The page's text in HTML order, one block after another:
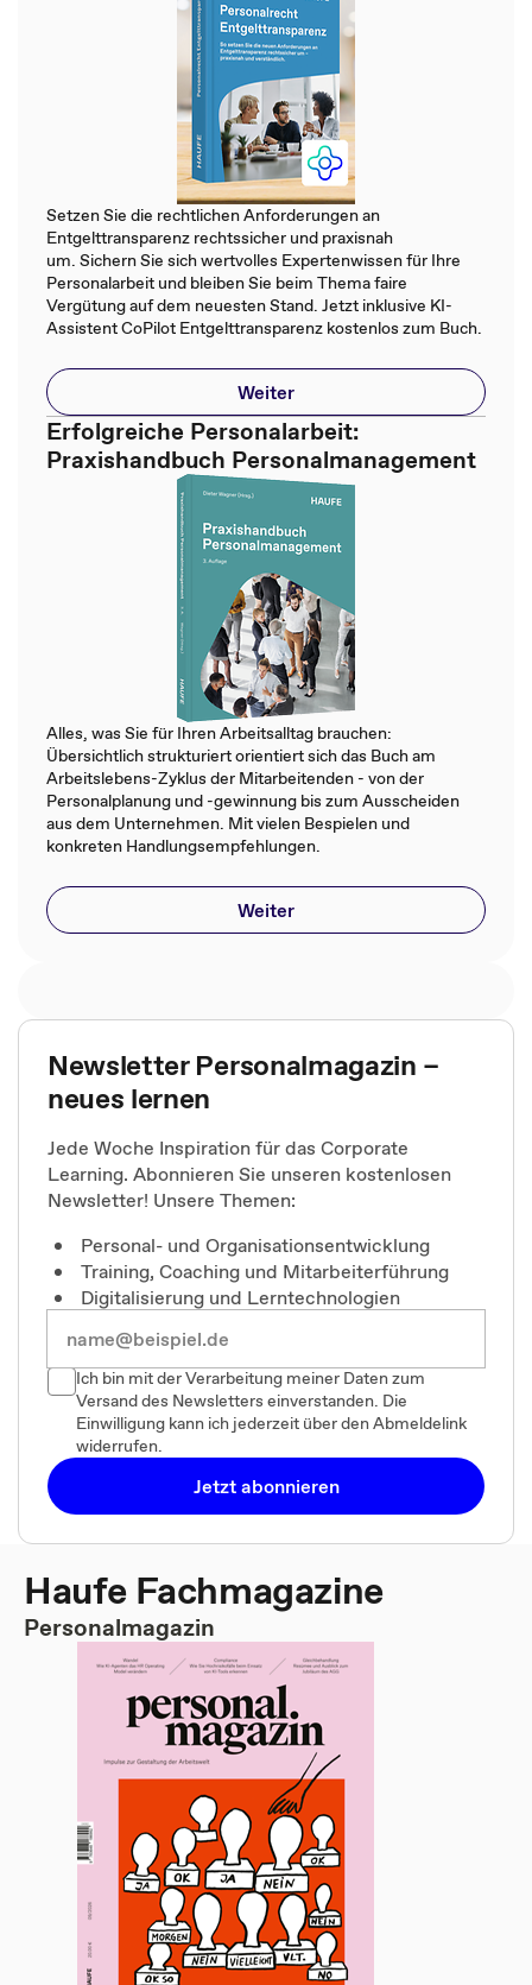
Setzen Sie die rechtlichen Anforderungen an
Entgelttransparenz rechtssicher und praxisnah
um. Sichern Sie sich wertvolles Expertenwissen für Ihre
Personalarbeit und bleiben Sie beim Thema faire
Vergütung auf dem neuesten Stand. Jetzt inklusive KI-
Assistent CoPilot Entgelttransparenz kostenlos zum Buch.
Weiter
Erfolgreiche Personalarbeit:
Praxishandbuch Personalmanagement
Alles, was Sie für Ihren Arbeitsalltag brauchen:
Übersichtlich strukturiert orientiert sich das Buch am
Arbeitslebens-Zyklus der Mitarbeitenden - von der
Personalplanung und -gewinnung bis zum Ausscheiden
aus dem Unternehmen. Mit vielen Bespielen und
konkreten Handlungsempfehlungen.
Weiter
Newsletter Personalmagazin –
neues lernen
Jede Woche Inspiration für das Corporate
Learning. Abonnieren Sie unseren kostenlosen
Newsletter! Unsere Themen:
Personal- und Organisationsentwicklung
Training, Coaching und Mitarbeiterführung
Digitalisierung und Lerntechnologien
Ich bin mit der Verarbeitung meiner Daten zum
Versand des Newsletters einverstanden. Die
Einwilligung kann ich jederzeit über den Abmeldelink
widerrufen.
Jetzt abonnieren
Haufe Fachmagazine
Personalmagazin